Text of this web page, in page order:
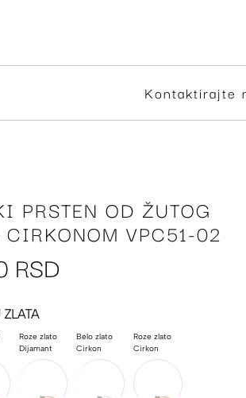
Kontaktirajte
PRSTEN OD ŽUTOG
VPC51-02
RSD
Roze zlato
Dijamant
Belo zlato
Cirkon
Roze zlato
Cirkon